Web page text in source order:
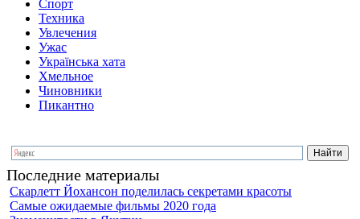
Спорт
Техника
Увлечения
Ужас
Українська хата
Хмельное
Чиновники
Пикантно
Последние материалы
Скарлетт Йохансон поделилась секретами красоты
Самые ожидаемые фильмы 2020 года